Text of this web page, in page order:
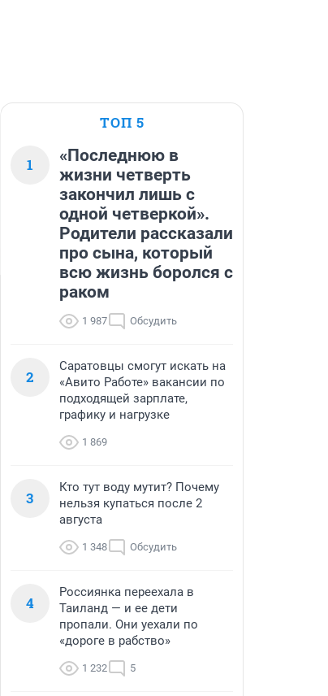
ТОП 5
1
«Последнюю в
жизни четверть
закончил лишь с
одной четверкой».
Родители рассказали
про сына, который
всю жизнь боролся с
раком
1 987 Обсудить
2
Саратовцы смогут искать на
«Авито Работе» вакансии по
подходящей зарплате,
графику и нагрузке
1 869
3
Кто тут воду мутит? Почему
нельзя купаться после 2
августа
1 348 Обсудить
4
Россиянка переехала в
Таиланд — и ее дети
пропали. Они уехали по
«дороге в рабство»
1 232 5